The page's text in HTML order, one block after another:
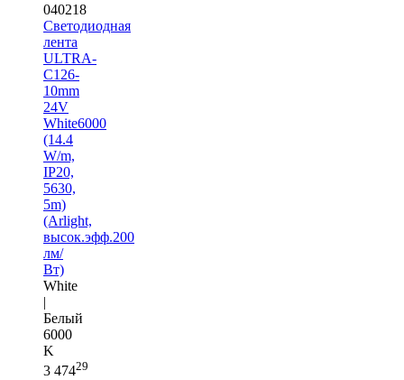
040218
Светодиодная
лента
ULTRA-
C126-
10mm
24V
White6000
(14.4
W/m,
IP20,
5630,
5m)
(Arlight,
высок.эфф.200
лм/
Вт)
White
|
Белый
6000
K
3 47429